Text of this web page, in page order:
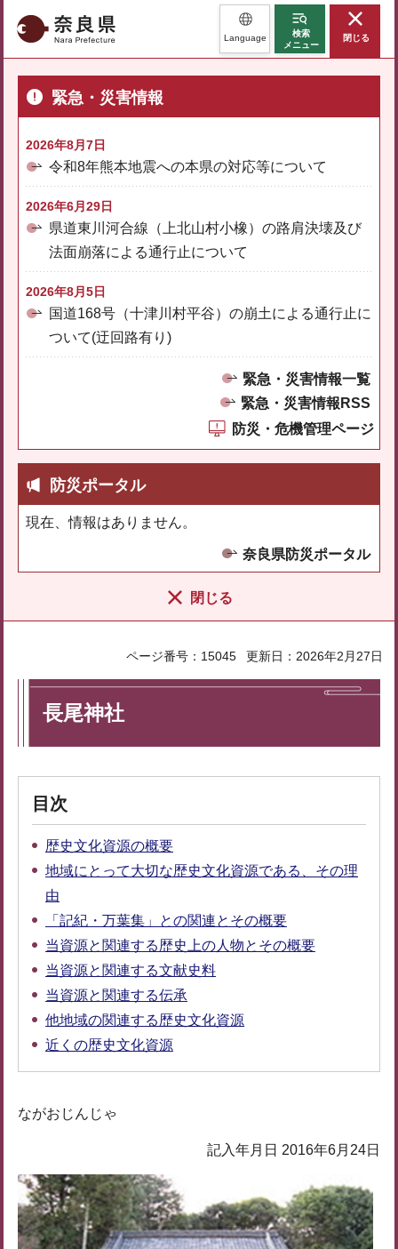
奈良県 Language
検索
メニュー
閉じる
緊急・災害情報
2026年8月7日
令和8年熊本地震への本県の対応等について
2026年6月29日
県道東川河合線（上北山村小橡）の路肩決壊及び
法面崩落による通行止について
2026年8月5日
国道168号（十津川村平谷）の崩土による通行止に
ついて(迂回路有り)
緊急・災害情報一覧
緊急・災害情報RSS
防災・危機管理ページ
防災ポータル
現在、情報はありません。
奈良県防災ポータル
閉じる
ページ番号：15045 更新日：2026年2月27日
長尾神社
目次
歴史文化資源の概要
地域にとって大切な歴史文化資源である、その理
由
「記紀・万葉集」との関連とその概要
当資源と関連する歴史上の人物とその概要
当資源と関連する文献史料
当資源と関連する伝承
他地域の関連する歴史文化資源
近くの歴史文化資源
ながおじんじゃ
記入年月日 2016年6月24日